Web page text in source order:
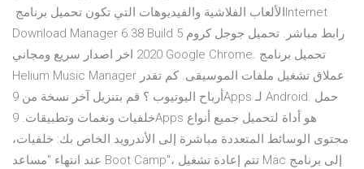
الألعاب الفلاشية والفيديوهات التي تكون تحميل برنامج ‏Internet
Download Manager ‎6.38 ‏Build ‎5 ‏رابط ‏مباشر. تحميل جوجل كروم
2020 اخر اصدار سريع ومجاني Google Chrome. تحميل برنامج
Helium Music Manager عملاق تشغيل ملفات الموسيقى. كم تقدر
أرباح اليوتيوب ؟ قم بتنزيل آخر نسخة من 9Apps لـ Android. حمل
خلفيات ونغمات وتطبيقات. 9Apps هو أداة لتحميل جميع أنواع
محتوى الوسائط المتعددة مباشرة إلى الأندرويد الخاص بك: خلفيات،
عند انتهاء "مساعد Boot Camp"، تتم إعادة تشغيل Mac إلى برنامج